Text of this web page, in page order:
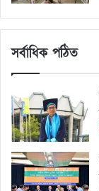
সর্বাধিক পঠিত